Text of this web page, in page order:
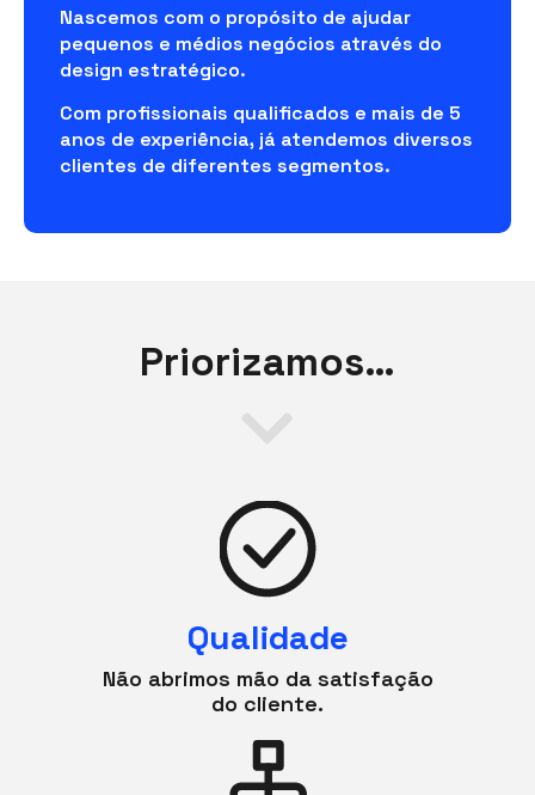
Nascemos com o propósito de ajudar
pequenos e médios negócios através do
design estratégico.
Com profissionais qualificados e mais de 5
anos de experiência, já atendemos diversos
clientes de diferentes segmentos.
Priorizamos…
Qualidade
Não abrimos mão da satisfação
do cliente.